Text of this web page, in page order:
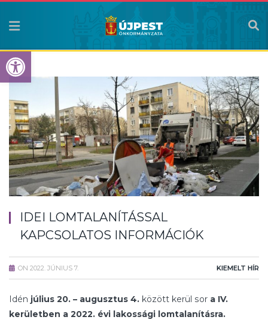
Eszköztár megnyitása
IDEI LOMTALANÍTÁSSAL
KAPCSOLATOS INFORMÁCIÓK
ON 2022. JÚNIUS 7. KIEMELT HÍR
Idén július 20. – augusztus 4. között kerül sor a IV.
kerületben a 2022. évi lakossági lomtalanításra.